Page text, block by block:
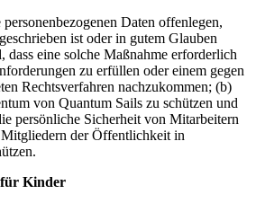
Daten offenlegen,
ist oder in gutem Glauben
dass eine solche Maßnahme erforderlich
zu erfüllen oder einem gegen
Rechtsverfahren nachzukommen; (b)
von Quantum Sails zu schützen und
persönliche Sicherheit von Mitarbeitern
der Öffentlichkeit in
Kinder